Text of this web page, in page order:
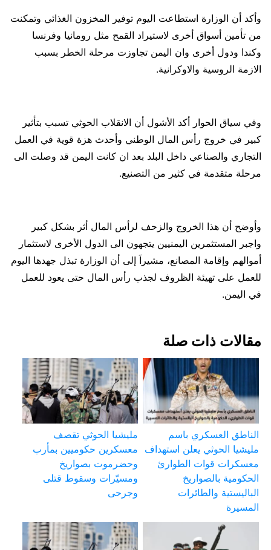
وأكد أن الوزارة استطاعت اليوم توفير المخزون الغذائي وتمكنت
من تأمين أسواق أخرى لاستيراد القمح مثل رومانيا وفرنسا
وكندا ودول أخرى وان اليمن تجاوزت مرحلة الخطر بسبب
الازمة الروسية والاوكرانية.
وفي سياق الحوار أكد الأشول أن الانقلاب الحوثي تسبب بتأثير
كبير في خروج رأس المال الوطني وأحدث هزة قوية في العمل
التجاري والصناعي داخل البلد بعد ان كانت اليمن قد وصلت الى
مرحلة متقدمة في كثير من التصنيع.
وأوضح أن هذا الخروج والزحف لرأس المال أثر بشكل كبير
واجبر المستثمرين اليمنيين يتجهون الى الدول الأخرى لاستثمار
أموالهم وإقامة المصانع، مشيراَ إلى أن الوزارة تبذل جهدها اليوم
للعمل على تهيئة الظروف لجذب رأس المال حتى يعود للعمل
في اليمن.
مقالات ذات صلة
الناطق العسكري باسم
مليشيا الحوثي يعلن استهداف
معسكرات قوات الطوارئ
الحكومية بالصواريخ
الباليستية والطائرات
المسيرة
مليشيا الحوثي تقصف
معسكرين حكوميين بمأرب
وحضرموت بصواريخ
ومسيّرات وسقوط قتلى
وجرحى